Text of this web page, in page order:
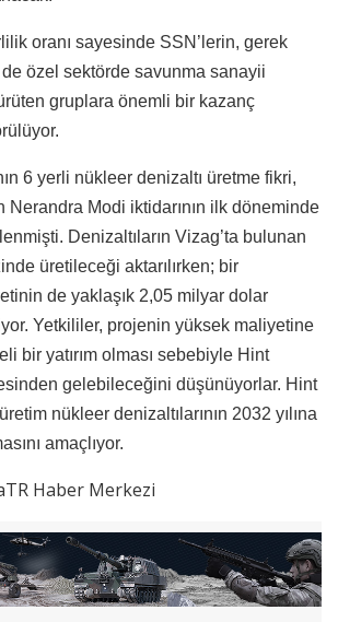
oranı sayesinde SSN’lerin, gerek
özel sektörde savunma sanayii
gruplara önemli bir kazanç
6 yerli nükleer denizaltı üretme fikri,
Nerandra Modi iktidarının ilk döneminde
Denizaltıların Vizag’ta bulunan
üretileceği aktarılırken; bir
de yaklaşık 2,05 milyar dolar
Yetkililer, projenin yüksek maliyetine
bir yatırım olması sebebiyle Hint
gelebileceğini düşünüyorlar. Hint
nükleer denizaltılarının 2032 yılına
amaçlıyor.
Haber Merkezi